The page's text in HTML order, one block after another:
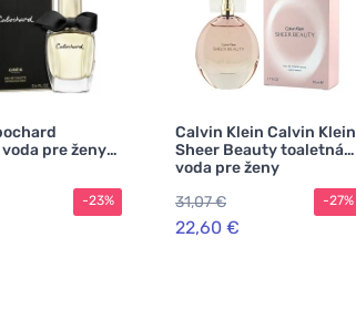
pre ženy
-23%
Calvin Klein Calvin Klein
Sheer Beauty toaletná
voda pre ženy
31,07 €
22,60 €
-27%